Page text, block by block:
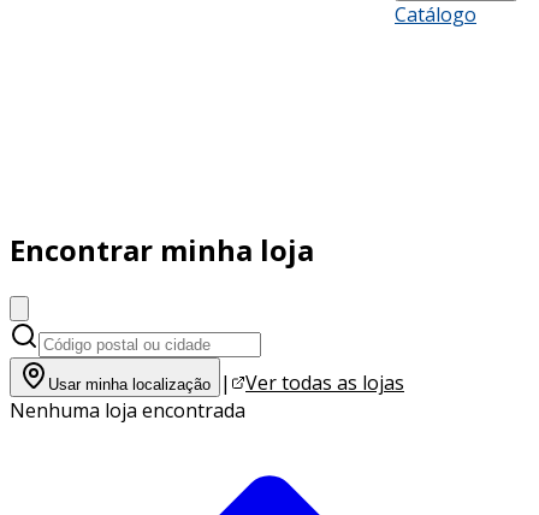
Catálogo
Encontrar minha loja
Usar minha localização |
Ver todas as lojas
Nenhuma loja encontrada